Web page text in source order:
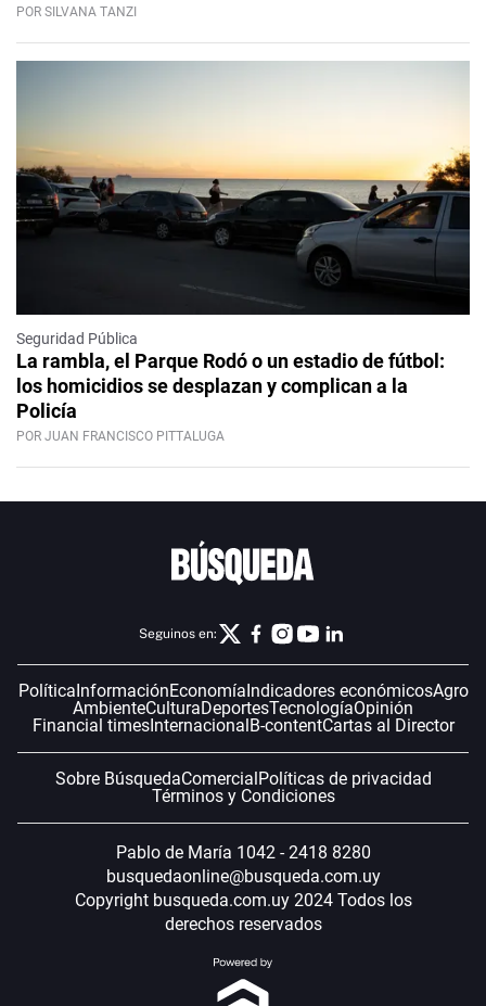
POR SILVANA TANZI
Seguridad Pública
La rambla, el Parque Rodó o un estadio de fútbol:
los homicidios se desplazan y complican a la
Policía
POR JUAN FRANCISCO PITTALUGA
Seguinos en:
Política InformaciónEconomía Indicadores económicosAgro
AmbienteCulturaDeportesTecnologíaOpinión
Financial timesInternacional B-contentCartas al Director
Sobre BúsquedaComercial Políticas de privacidad
Términos y Condiciones
Pablo de María 1042 - 2418 8280
busquedaonline@busqueda.com.uy
Copyright busqueda.com.uy 2024 Todos los
derechos reservados